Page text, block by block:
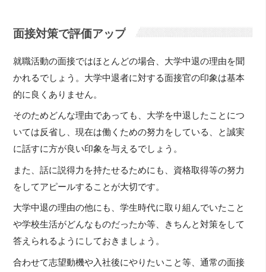
面接対策で評価アップ
就職活動の面接ではほとんどの場合、大学中退の理由を聞
かれるでしょう。大学中退者に対する面接官の印象は基本
的に良くありません。
そのためどんな理由であっても、大学を中退したことにつ
いては反省し、現在は働くための努力をしている、と誠実
に話すに方が良い印象を与えるでしょう。
また、話に説得力を持たせるためにも、資格取得等の努力
をしてアピールすることが大切です。
大学中退の理由の他にも、学生時代に取り組んでいたこと
や学校生活がどんなものだったか等、きちんと対策をして
答えられるようにしておきましょう。
合わせて志望動機や入社後にやりたいこと等、通常の面接